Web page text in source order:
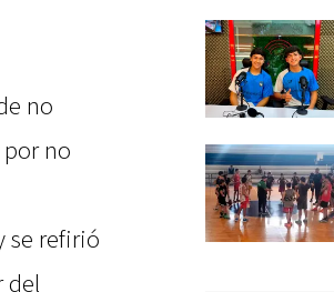
no
no
se refirió
del